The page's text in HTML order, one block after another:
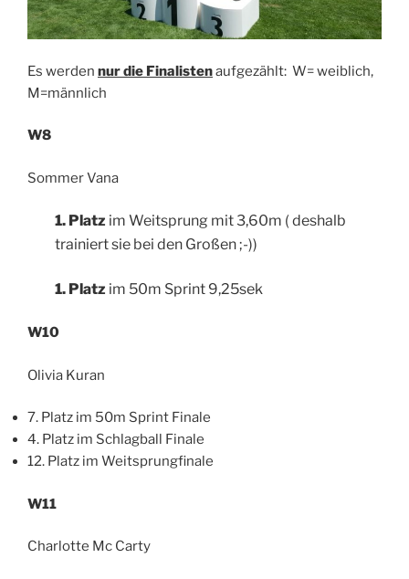
Es werden nur die Finalistenaufgezählt: W= weiblich,
M=männlich
W8
Sommer Vana
1. Platz im Weitsprung mit 3,60m ( deshalb
trainiert sie bei den Großen ;-))
1. Platz im 50m Sprint 9,25sek
W10
Olivia Kuran
7. Platz im 50m Sprint Finale
4. Platz im Schlagball Finale
12. Platz im Weitsprungfinale
W11
Charlotte Mc Carty